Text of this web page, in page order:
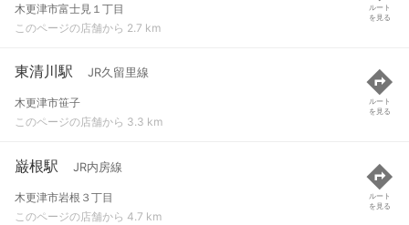
木更津市富士見１丁目
このページの店舗から 2.7 km
ルート
を見る
東清川駅 JR久留里線
木更津市笹子
このページの店舗から 3.3 km
ルート
を見る
巌根駅 JR内房線
木更津市岩根３丁目
このページの店舗から 4.7 km
ルート
を見る